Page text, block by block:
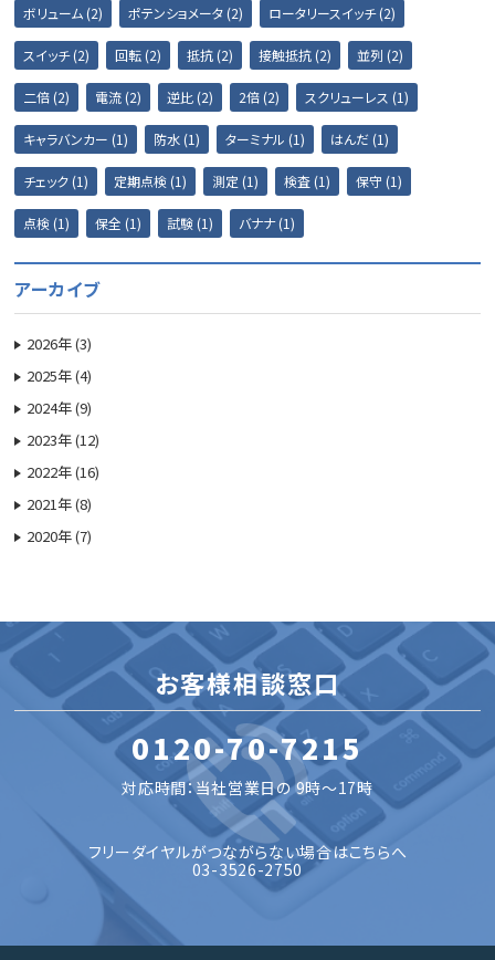
ボリューム (2) ポテンショメータ (2) ロータリースイッチ (2)
スイッチ (2) 回転 (2) 抵抗 (2) 接触抵抗 (2) 並列 (2)
二倍 (2) 電流 (2) 逆比 (2) 2倍 (2) スクリューレス (1)
キャラバンカー (1) 防水 (1) ターミナル (1) はんだ (1)
チェック (1) 定期点検 (1) 測定 (1) 検査 (1) 保守 (1)
点検 (1) 保全 (1) 試験 (1) バナナ (1)
アーカイブ
2026年 (3)
2025年 (4)
2024年 (9)
2023年 (12)
2022年 (16)
2021年 (8)
2020年 (7)
お客様相談窓口
0120-70-7215
対応時間：当社営業日の 9時～17時
フリーダイヤルがつながらない場合はこちらへ
03-3526-2750